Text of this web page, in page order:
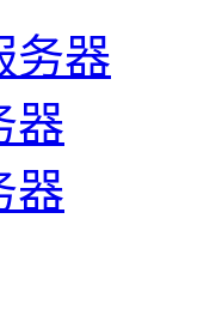
务器
器
器